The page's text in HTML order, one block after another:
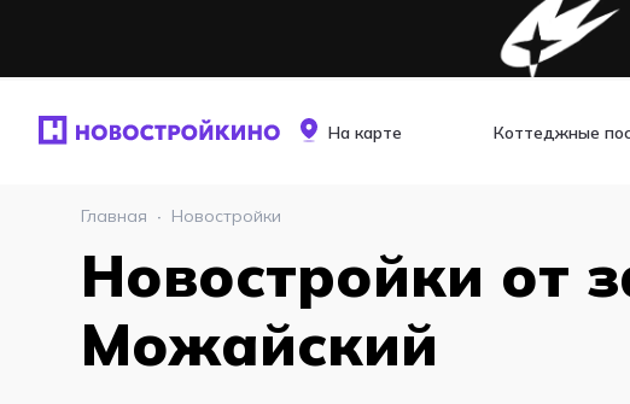
На карте Коттеджные
Главная · Новостройки
Новостройки от
Можайский